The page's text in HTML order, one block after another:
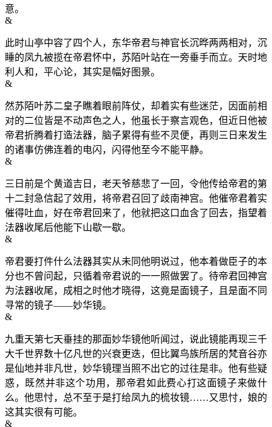
意。
&
此时山亭中容了四个人，东华帝君与神官长沉晔两两相对，沉
睡的凤九被揽在帝君怀中，苏陌叶站在一旁垂手而立。天时地
利人和，平心论，其实是幅好图景。
&
然苏陌叶苏二皇子瞧着眼前阵仗，却着实有些迷茫，因面前相
对的二位皆是不动声色之人，他虽长于察言观色，但近日他被
帝君折腾着打造法器，脑子累得有些不灵便，再则三日来发生
的诸事仿佛连着的电闪，闪得他至今不能平静。
&
三日前是个黄道吉日，老天爷慈悲了一回，令他传给帝君的第
十二封急信起了效用，将帝君召回了歧南神宫。他催帝君着实
催得吐血，好在帝君回来了，他就把这口血含了回去，指望着
法器收尾后他能下山歇一歇。
&
帝君要打件什么法器其实从未同他明说过，他本着做臣子的本
分也不曾问起，只循着帝君说的一一照做罢了。待帝君回神宫
为法器收尾，成相之时他才晓得，这竟是面镜子，且是面不同
寻常的镜子——妙华镜。
&
九重天第七天垂挂的那面妙华镜他听闻过，说此镜能再现三千
大千世界数十亿凡世的兴衰更迭，但比翼鸟族所居的梵音谷亦
是仙地并非凡世，妙华镜理当照不出它的过往是非。他有些疑
惑，既然并非这个功用，那帝君如此费心打这面镜子来做什
么。他思忖，总不至于是打给凤九的梳妆镜……又思忖，娘的
这其实很有可能。
&